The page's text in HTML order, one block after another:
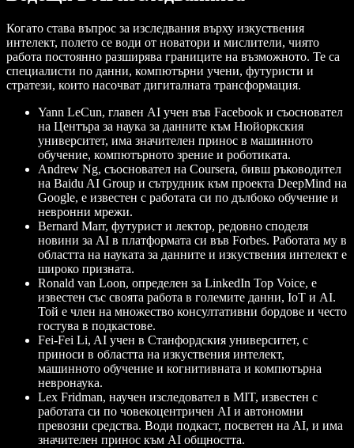
Когато става въпрос за изследвания върху изкуствения
интелект, полето се води от новатори и мислители, чиято
работа постоянно разширява границите на възможното. Те са
специалисти по данни, компютърни учени, футуристи и
стратези, които насочват дигиталната трансформация.
Yann LeCun, главен AI учен във Facebook и съосновател
на Центъра за наука за данните към Нюйоркския
университет, има значителен принос в машинното
обучение, компютърното зрение и роботиката.
Andrew Ng, съосновател на Coursera, бивш ръководител
на Baidu AI Group и сътрудник към проекта DeepMind на
Google, е известен с работата си по дълбоко обучение и
невронни мрежи.
Bernard Marr, футурист и лектор, редовно споделя
новини за AI в платформата си във Forbes. Работата му в
областта на науката за данните и изкуствения интелект е
широко призната.
Ronald van Loon, определен за LinkedIn Top Voice, е
известен със своята работа в големите данни, IoT и AI.
Той е член на множество консултативни бордове и често
гостува в подкастове.
Fei-Fei Li, AI учен в Станфордския университет, с
приноси в областта на изкуствения интелект,
машинното обучение и когнитивната и компютърна
невронаука.
Lex Fridman, научен изследовател в MIT, известен с
работата си по човекоцентричен AI и автономни
превозни средства. Води подкаст, посветен на AI, и има
значителен принос към AI общността.